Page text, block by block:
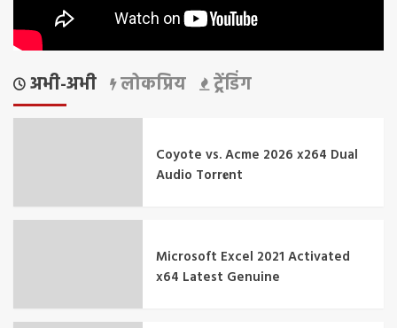
अभी-अभी लोकप्रिय ट्रेंडिंग
Coyote vs. Acme 2026 x264 Dual
Audio Torr𝐞nt
Microsoft Excel 2021 Activated
x64 Latest Genuine